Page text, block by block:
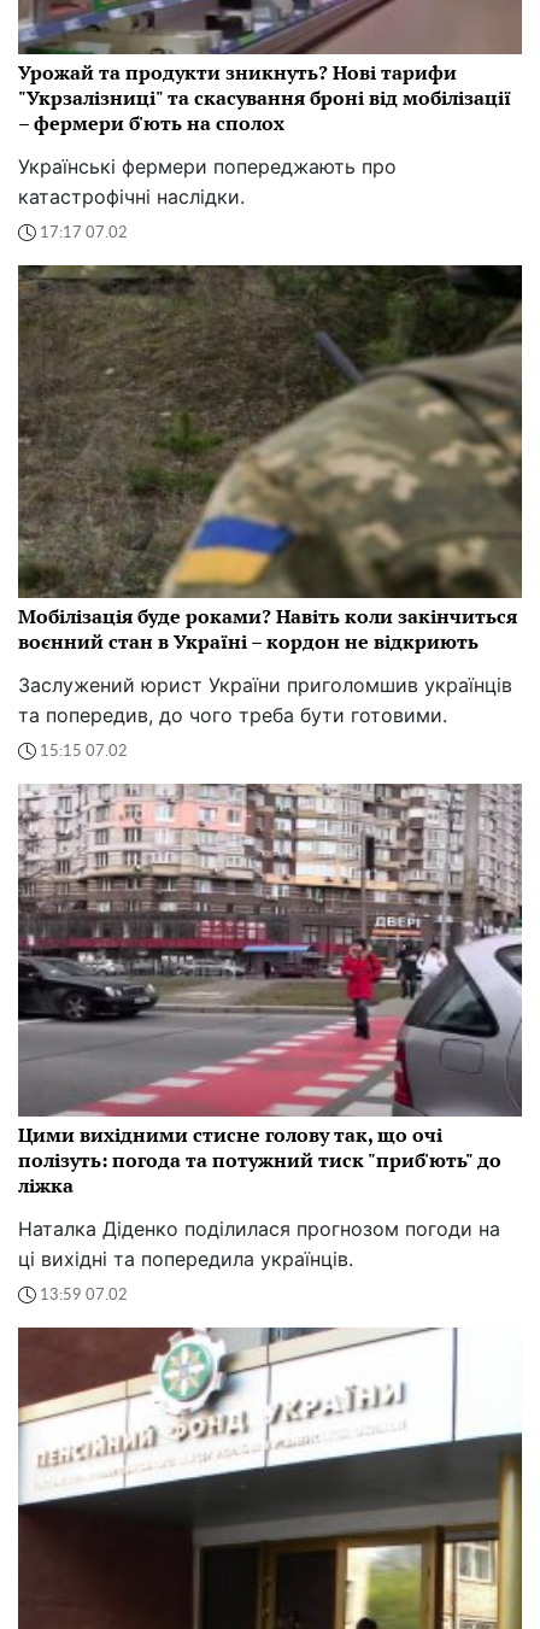
Урожай та продукти зникнуть? Нові тарифи
"Укрзалізниці" та скасування броні від мобілізації
– фермери б'ють на сполох
Українські фермери попереджають про
катастрофічні наслідки.
17:17 07.02
Мобілізація буде роками? Навіть коли закінчиться
воєнний стан в Україні – кордон не відкриють
Заслужений юрист України приголомшив українців
та попередив, до чого треба бути готовими.
15:15 07.02
Цими вихідними стисне голову так, що очі
полізуть: погода та потужний тиск "приб'ють" до
ліжка
Наталка Діденко поділилася прогнозом погоди на
ці вихідні та попередила українців.
13:59 07.02